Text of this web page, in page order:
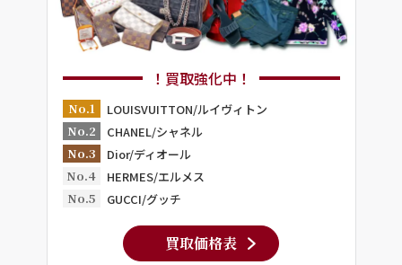
！買取強化中！
No.1
LOUISVUITTON/ルイヴィトン
No.2
CHANEL/シャネル
No.3
Dior/ディオール
No.4
HERMES/エルメス
No.5
GUCCI/グッチ
買取価格表